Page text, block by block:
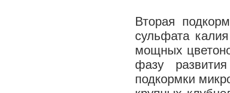
Вторая
сульфата
мощных
фазу
подкормки